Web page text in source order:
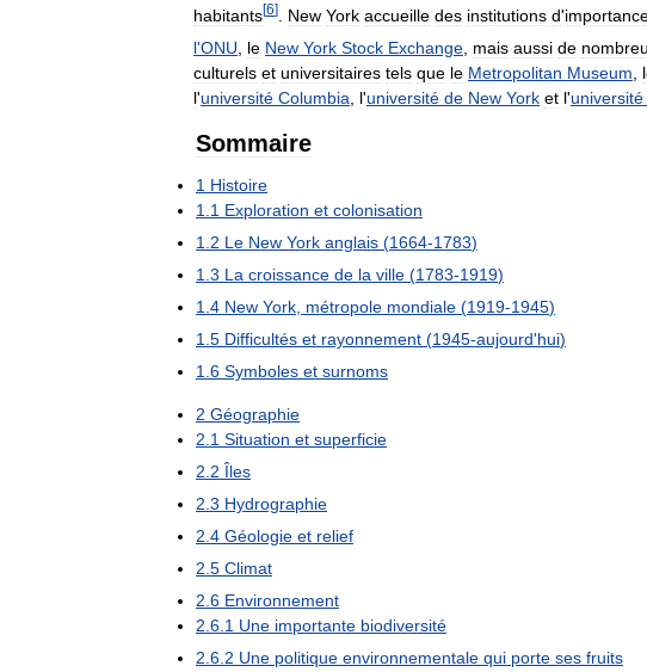
habitants[6] New York accueille des institutions d'
l'ONU le New York Stock Exchange mais aussi de
culturels et universitaires tels que le Metropolitan Museum
l'université Columbia l'université de New York et l'université
Sommaire
1 Histoire
1 1 Exploration et colonisation
1 2 Le New York anglais (1664-1783)
1 3 La croissance de la ville (1783-1919)
1 4 New York métropole mondiale (1919-1945)
1 5 Difficultés et rayonnement (1945-aujourd'hui)
1 6 Symboles et surnoms
2 Géographie
2 1 Situation et superficie
2 2 Îles
2 3 Hydrographie
2 4 Géologie et relief
2 5 Climat
2 6 Environnement
2 6 1 Une importante biodiversité
2 6 2 Une politique environnementale qui porte ses fruits